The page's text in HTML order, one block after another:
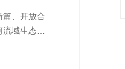
篇、开放合
域生态保
直观、真